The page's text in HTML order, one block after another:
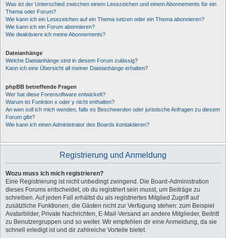
Was ist der Unterschied zwischen einem Lesezeichen und einem Abonnements für ein
Thema oder Forum?
Wie kann ich ein Lesezeichen auf ein Thema setzen oder ein Thema abonnieren?
Wie kann ich ein Forum abonnieren?
Wie deaktiviere ich meine Abonnements?
Dateianhänge
Welche Dateianhänge sind in diesem Forum zulässig?
Kann ich eine Übersicht all meiner Dateianhänge erhalten?
phpBB betreffende Fragen
Wer hat diese Forensoftware entwickelt?
Warum ist Funktion x oder y nicht enthalten?
An wen soll ich mich wenden, falls es Beschwerden oder juristische Anfragen zu diesem
Forum gibt?
Wie kann ich einen Administrator des Boards kontaktieren?
Registrierung und Anmeldung
Wozu muss ich mich registrieren?
Eine Registrierung ist nicht unbedingt zwingend. Die Board-Administration
dieses Forums entscheidet, ob du registriert sein musst, um Beiträge zu
schreiben. Auf jeden Fall erhältst du als registriertes Mitglied Zugriff auf
zusätzliche Funktionen, die Gästen nicht zur Verfügung stehen: zum Beispiel
Avatarbilder, Private Nachrichten, E-Mail-Versand an andere Mitglieder, Beitritt
zu Benutzergruppen und so weiter. Wir empfehlen dir eine Anmeldung, da sie
schnell erledigt ist und dir zahlreiche Vorteile bietet.